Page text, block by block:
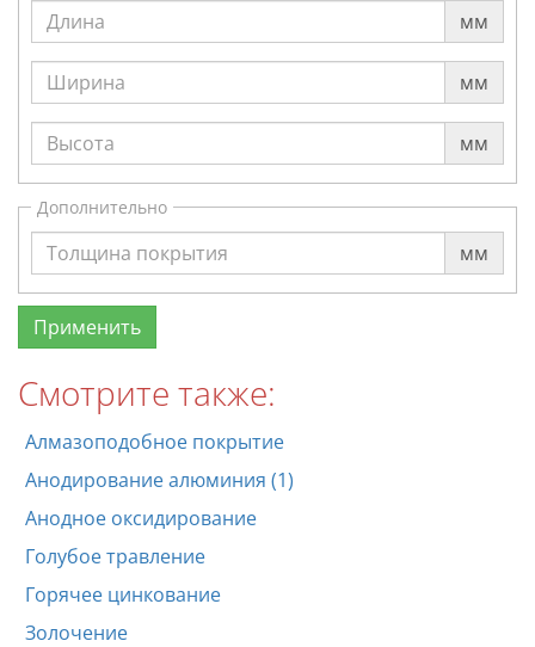
мм
мм
мм
Дополнительно
мм
Смотрите также:
Алмазоподобное покрытие
Анодирование алюминия (1)
Анодное оксидирование
Голубое травление
Горячее цинкование
Золочение